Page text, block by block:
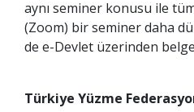
aynı seminer konusu ile
(Zoom) bir seminer daha
de e-Devlet üzerinden
Türkiye Yüzme